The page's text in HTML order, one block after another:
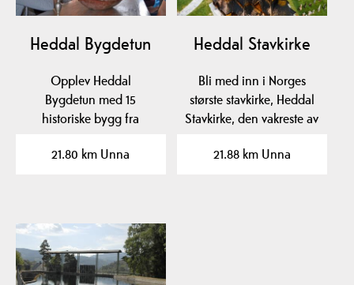
Heddal Bygdetun
Opplev Heddal
Bygdetun med 15
historiske bygg fra
til 1930, unike…
21.80 km Unna
Heddal Stavkirke
Bli med inn i Norges
største stavkirke, Heddal
Stavkirke, den vakreste av
21.88 km Unna